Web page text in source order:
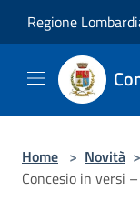
Regione
Home > Novità >
Concesio in versi